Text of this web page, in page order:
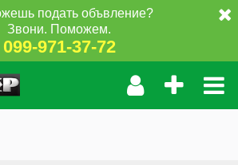
подать объвление?
Звони. Поможем.
099-971-37-72